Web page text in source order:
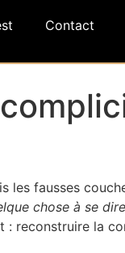
Contact
fausses
chose à se
: reconstruire la